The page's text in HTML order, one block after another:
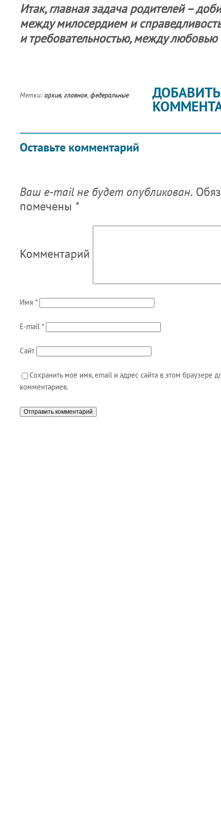
Итак, главная задача родителей –
между милосердием и
и требовательностью, между любовью
Метки: архив, главная, федеральные
Оставьте комментарий
ДОБАВИТЬ
Ваш e-mail не будет опубликован.
помечены *
Комментарий
Имя *
E-mail *
Сайт
Сохранить моё имя, email и адрес сайта в этом браузере
комментариев.